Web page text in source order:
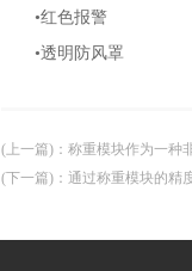
•红色报警
•透明防风罩
(上一篇) ： 称重模块作为一种
(下一篇) ： 通过称重模块的精